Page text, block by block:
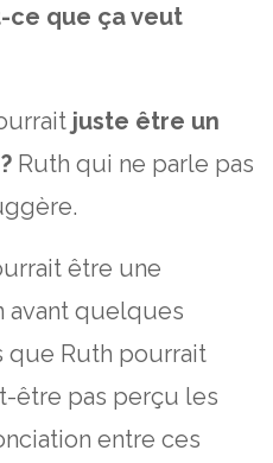
ce que ça veut
juste être un
Ruth qui ne parle pas
être une
avant quelques
que Ruth pourrait
être pas perçu les
entre ces